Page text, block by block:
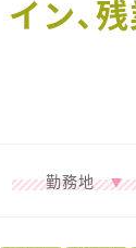
イン、
勤務地